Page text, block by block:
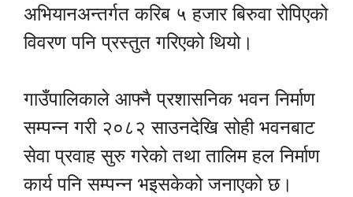
अभियानअन्तर्गत करिब ५ हजार बिरुवा रोपिएको
विवरण पनि प्रस्तुत गरिएको थियो।
गाउँपालिकाले आफ्नै प्रशासनिक भवन निर्माण
सम्पन्न गरी २०८२ साउनदेखि सोही भवनबाट
सेवा प्रवाह सुरु गरेको तथा तालिम हल निर्माण
कार्य पनि सम्पन्न भइसकेको जनाएको छ।